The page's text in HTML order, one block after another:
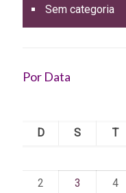
Sem categoria
Por Data
D S T
2
3 4